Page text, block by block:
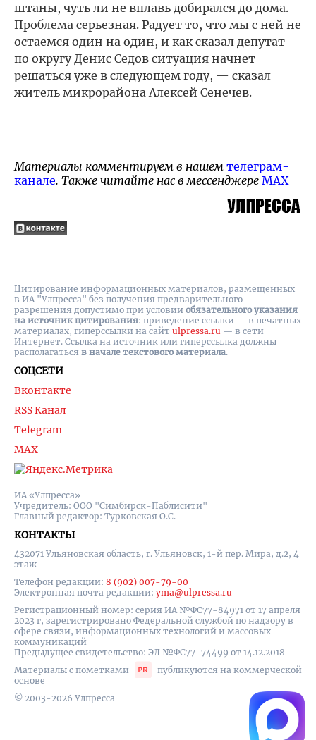
штаны, чуть ли не вплавь добирался до дома.
Проблема серьезная. Радует то, что мы с ней не
остаемся один на один, и как сказал депутат
по округу Денис Седов ситуация начнет
решаться уже в следующем году, — сказал
житель микрорайона Алексей Сенечев.
Материалы комментируем в нашем телеграм-
канале. Также читайте нас в мессенджере MAX
ИА «Улпресса»
Учредитель: ООО "Симбирск-Паблисити"
Главный редактор: Турковская О.С.
КОНТАКТЫ
432071 Ульяновская область, г. Ульяновск, 1-й пер. Мира, д.2, 4
этаж
Телефон редакции: 8 (902) 007-79-00
Электронная почта редакции: yma@ulpressa.ru
Регистрационный номер: серия ИА №ФС77-84971 от 17 апреля
2023 г, зарегистрировано Федеральной службой по надзору в
сфере связи, информационных технологий и массовых
коммуникаций
Предыдущее свидетельство: ЭЛ №ФС77-74499 от 14.12.2018
Материалы с пометками
публикуются на коммерческой
основе
© 2003-2026 Улпресса
СОЦСЕТИ
Вконтакте
RSS Канал
Telegram
MAX
Цитирование информационных материалов, размещенных
в ИА "Улпресса" без получения предварительного
разрешения допустимо при условии обязательного указания
на источник цитирования: приведение ссылки — в печатных
материалах, гиперссылки на cайт ulpressa.ru — в сети
Интернет. Ссылка на источник или гиперссылка должны
располагаться в начале текстового материала.